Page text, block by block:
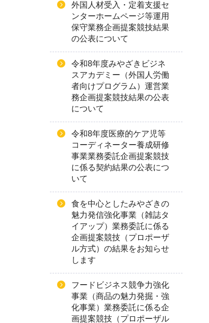
外国人材受入・定着支援セ
ンターホームページ等運用
保守業務企画提案競技結果
の公表について
令和8年度みやざきビジネ
スアカデミー（外国人労働
者向けプログラム）運営業
務企画提案競技結果の公表
について
令和8年度医療的ケア児等
コーディネーター養成研修
事業業務委託企画提案競技
に係る契約結果の公表につ
いて
食を中心としたみやざきの
魅力発信強化事業（雑誌タ
イアップ）業務委託に係る
企画提案競技（プロポーザ
ル方式）の結果をお知らせ
します
フードビジネス競争力強化
事業（商品の魅力発掘・強
化事業）業務委託に係る企
画提案競技（プロポーザル